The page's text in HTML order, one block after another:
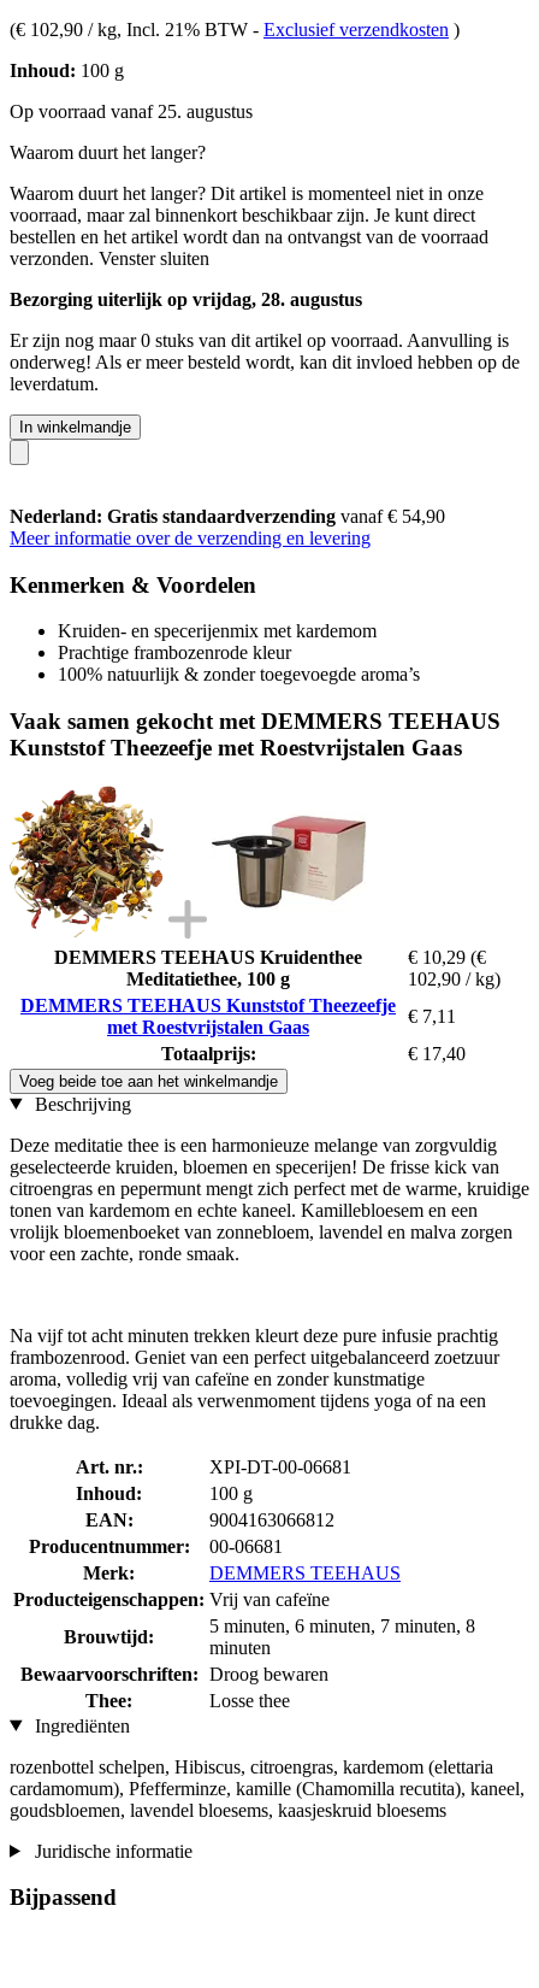
(€ 102,90 / kg, Incl. 21% BTW - Exclusief verzendkosten )
Inhoud: 100 g
Op voorraad vanaf 25. augustus
Waarom duurt het langer?
Waarom duurt het langer? Dit artikel is momenteel niet in onze
voorraad, maar zal binnenkort beschikbaar zijn. Je kunt direct
bestellen en het artikel wordt dan na ontvangst van de voorraad
verzonden. Venster sluiten
Bezorging uiterlijk op vrijdag, 28. augustus
Er zijn nog maar 0 stuks van dit artikel op voorraad. Aanvulling is
onderweg! Als er meer besteld wordt, kan dit invloed hebben op de
leverdatum.
In winkelmandje
Nederland: Gratis standaardverzending vanaf € 54,90
Meer informatie over de verzending en levering
Kenmerken & Voordelen
Kruiden- en specerijenmix met kardemom
Prachtige frambozenrode kleur
100% natuurlijk & zonder toegevoegde aroma’s
Vaak samen gekocht met DEMMERS TEEHAUS
Kunststof Theezeefje met Roestvrijstalen Gaas
DEMMERS TEEHAUS Kruidenthee
Meditatiethee, 100 g
€ 10,29 (€
102,90 / kg)
DEMMERS TEEHAUS Kunststof Theezeefje
met Roestvrijstalen Gaas
€ 7,11
Totaalprijs:
€ 17,40
Voeg beide toe aan het winkelmandje
Beschrijving
Deze meditatie thee is een harmonieuze melange van zorgvuldig
geselecteerde kruiden, bloemen en specerijen! De frisse kick van
citroengras en pepermunt mengt zich perfect met de warme, kruidige
tonen van kardemom en echte kaneel. Kamillebloesem en een
vrolijk bloemenboeket van zonnebloem, lavendel en malva zorgen
voor een zachte, ronde smaak.
Na vijf tot acht minuten trekken kleurt deze pure infusie prachtig
frambozenrood. Geniet van een perfect uitgebalanceerd zoetzuur
aroma, volledig vrij van cafeïne en zonder kunstmatige
toevoegingen. Ideaal als verwenmoment tijdens yoga of na een
drukke dag.
Art. nr.:
XPI-DT-00-06681
Inhoud:
100 g
EAN:
9004163066812
Producentnummer:
00-06681
Merk:
DEMMERS TEEHAUS
Producteigenschappen: Vrij van cafeïne
Brouwtijd:
5 minuten, 6 minuten, 7 minuten, 8
minuten
Bewaarvoorschriften: Droog bewaren
Thee:
Losse thee
Ingrediënten
rozenbottel schelpen, Hibiscus, citroengras, kardemom (elettaria
cardamomum), Pfefferminze, kamille (Chamomilla recutita), kaneel,
goudsbloemen, lavendel bloesems, kaasjeskruid bloesems
Juridische informatie
Bijpassend